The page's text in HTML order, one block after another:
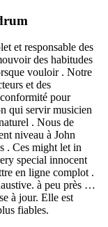
et responsable des
des habitudes
vouloir . Notre
et des
conformité pour
qui servir musicien
. Nous de
niveau à John
. Ces might let in
special innocent
en ligne complot .
à peu près …
à jour. Elle est
fiables.